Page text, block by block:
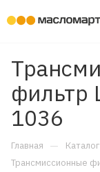
фильтр
1036
Главная — Каталог
Трансмиссионные